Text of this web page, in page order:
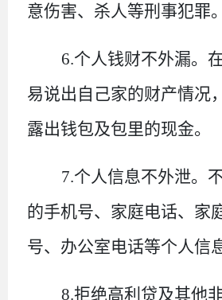
意伤害、杀人等刑事犯罪。
6.个人钱财不外漏。
易说出自己家的财产情况
露出钱包及包里的现金。
7.个人信息不外泄。
的手机号、家庭电话、家
号、办公室电话等个人信
8.拒绝高利贷及其他